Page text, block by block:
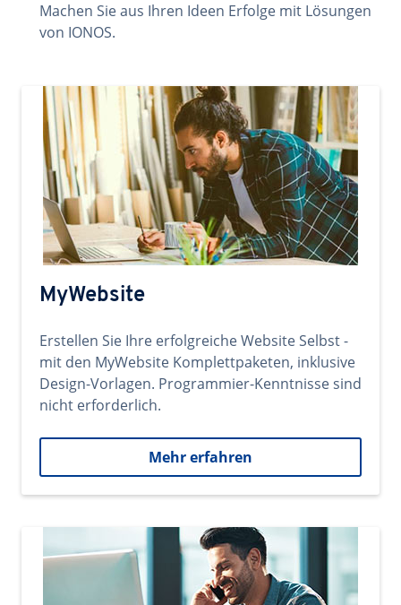
Machen Sie aus Ihren Ideen Erfolge mit Lösungen
von IONOS.
MyWebsite
Erstellen Sie Ihre erfolgreiche Website Selbst -
mit den MyWebsite Komplettpaketen, inklusive
Design-Vorlagen. Programmier-Kenntnisse sind
nicht erforderlich.
Mehr erfahren